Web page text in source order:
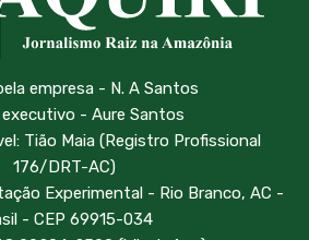
empresa - N. A Santos
- Aure Santos
Tião Maia (Registro Profissional
176/DRT-AC)
Experimental - Rio Branco, AC -
- CEP 69915-034